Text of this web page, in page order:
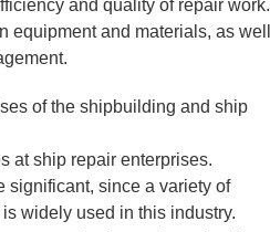
and quality of repair work.
equipment and materials, as well
of the shipbuilding and ship
at ship repair enterprises.
significant, since a variety of
widely used in this industry.